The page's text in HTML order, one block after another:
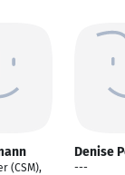
(CSM),
Denise
---